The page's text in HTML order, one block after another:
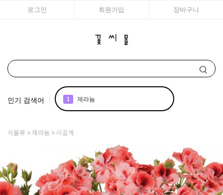
로그인 회원가입 장바구니
인기 검색어 2 국화
5 리갈
식물류 제라늄 리갈계